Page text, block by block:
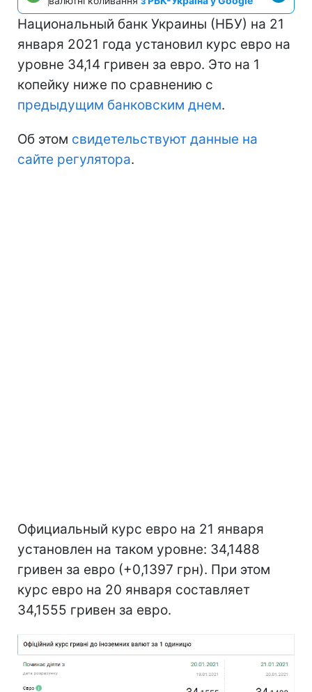
Национальный банк Украины (НБУ) на 21
января 2021 года установил курс евро на
уровне 34,14 гривен за евро. Это на 1
копейку ниже по сравнению с
предыдущим банковским днем.
Об этом свидетельствуют данные на
сайте регулятора.
Официальный курс евро на 21 января
установлен на таком уровне: 34,1488
гривен за евро (+0,1397 грн). При этом
курс евро на 20 января составляет
34,1555 гривен за евро.